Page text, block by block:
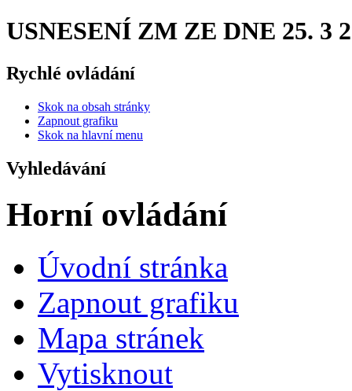
USNESENÍ ZM ZE DNE 25. 3
Rychlé ovládání
Skok na obsah stránky
Zapnout grafiku
Skok na hlavní menu
Vyhledávání
Horní ovládání
Úvodní stránka
Zapnout grafiku
Mapa stránek
Vytisknout